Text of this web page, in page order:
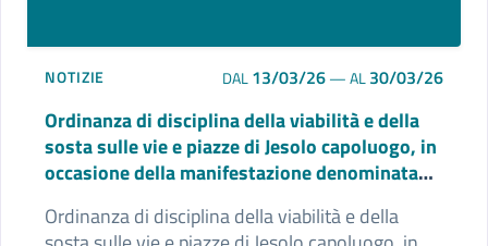
NOTIZIE DAL13/03/26—AL30/03/26
Ordinanza di disciplina della viabilità e della
sosta sulle vie e piazze di Jesolo capoluogo, in
occasione della manifestazione denominata
2026.
Ordinanza di disciplina della viabilità e della